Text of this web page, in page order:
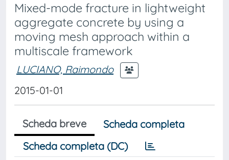
Mixed-mode fracture in lightweight
aggregate concrete by using a
moving mesh approach within a
multiscale framework
LUCIANO, Raimondo
2015-01-01
Scheda breve
Scheda completa
Scheda completa (DC)